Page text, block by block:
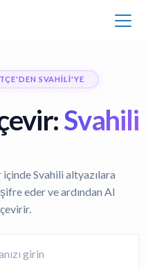
SVAHILI'YE
Svahili
Svahili altyazılara
eder ve ardından AI